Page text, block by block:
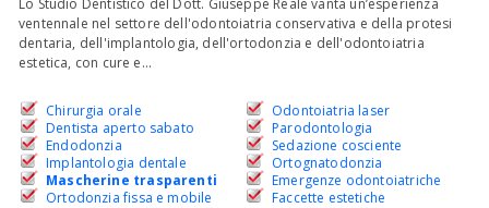
ventennale nel settore dell'odontoiatria conservativa e della protesi
dentaria, dell'implantologia, dell'ortodonzia e dell'odontoiatria
estetica, con cure e...
Chirurgia orale
Dentista aperto sabato
Endodonzia
Implantologia dentale
Mascherine trasparenti
Ortodonzia fissa e mobile
Odontoiatria laser
Parodontologia
Sedazione cosciente
Ortognatodonzia
Emergenze odontoiatriche
Faccette estetiche